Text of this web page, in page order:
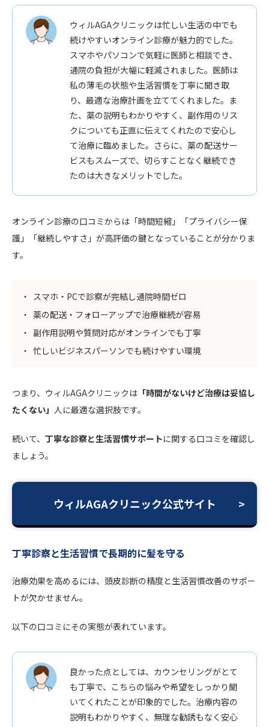
ウィルAGAクリニックは忙しい生活の中でも
続けやすいオンライン診療が魅力的でした。
スマホやパソコンで気軽に医師と相談でき、
通院の負担が大幅に軽減されました。医師は
私の薄毛の状態や生活習慣を丁寧に聞き取
り、最適な治療計画を立ててくれました。ま
た、薬の説明もわかりやすく、副作用のリス
クについても正直に伝えてくれたので安心し
て治療に臨めました。さらに、薬の配送サー
ビスもスムーズで、切らすことなく継続でき
たのは大きなメリットでした。
オンライン診療の口コミからは「時間短縮」「プライバシー保
護」「継続しやすさ」が高評価の鍵となっていることが分かりま
す。
スマホ・PCで診察が完結し通院時間ゼロ
薬の配送・フォローアップで治療継続が容易
副作用説明や質問対応がオンラインでも丁寧
忙しいビジネスパーソンでも続けやすい環境
つまり、ウィルAGAクリニックは 「時間がないけど治療は妥協し
たくない」 人に最適な選択肢です。
続いて、 丁寧な診察と生活習慣サポートに関する口コミを確認し
ましょう。
ウィルAGAクリニック公式サイト
丁寧診察と生活習慣で長期的に髪を守る
治療効果を高めるには、頭皮診断の精度と生活習慣改善のサポー
トが欠かせません。
以下の口コミにその実態が表れています。
良かった点としては、カウンセリングがとて
も丁寧で、こちらの悩みや希望をしっかり聞
いてくれたことが印象的でした。治療内容の
説明もわかりやすく、無理な勧誘もなく安心